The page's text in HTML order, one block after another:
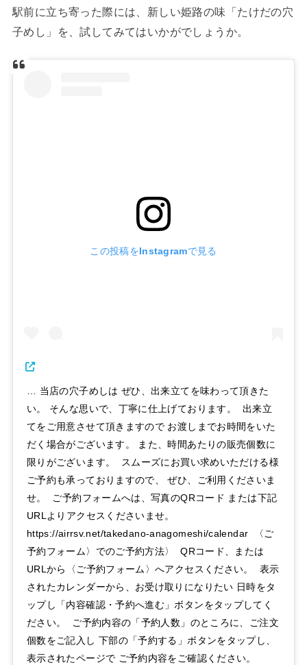
駅前に立ち寄った際には、新しい姫路の味「たけだの穴
子めし」を、試してみてはいかがでしょうか。
この投稿をInstagramで見る
… 当店の穴子めしは ぜひ、出来立てを味わって頂きた
い。 そんな思いで、丁寧に仕上げております。 出来立
てをご用意させて頂きますので お渡しまでお時間をいた
だく場合がございます。 また、時間あたりの販売個数に
限りがございます。 スムーズにお買い求めいただける様
ご予約も承っておりますので、 ぜひ、ご利用くださいま
せ。 ご予約フォームへは、写真のQRコード または下記
URLよりアクセスくださいませ。
https://airrsv.net/takedano-anagomeshi/calendar 〈ご
予約フォーム〉でのご予約方法〉 QRコード、または
URLから〈ご予約フォーム〉へアクセスください。 表示
されたカレンダーから、お受け取りになりたい 日時をタ
ップし「内容確認・予約へ進む」ボタンをタップしてく
ださい。 ご予約内容の「予約人数」のところに、ご注文
個数をご記入し 下部の「予約する」ボタンをタップし、
表示されたページで ご予約内容をご確認ください。